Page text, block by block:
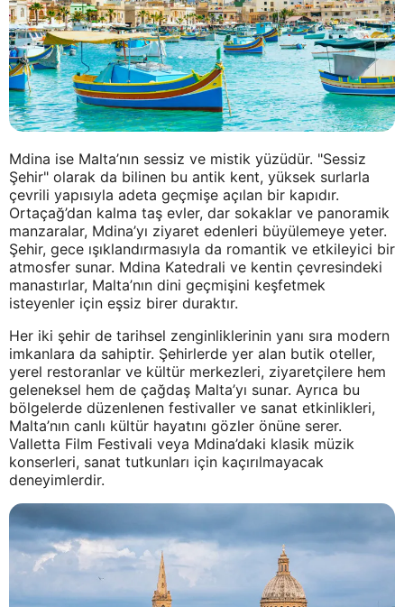
Mdina ise Malta’nın sessiz ve mistik yüzüdür. "Sessiz
Şehir" olarak da bilinen bu antik kent, yüksek surlarla
çevrili yapısıyla adeta geçmişe açılan bir kapıdır.
Ortaçağ’dan kalma taş evler, dar sokaklar ve panoramik
manzaralar, Mdina’yı ziyaret edenleri büyülemeye yeter.
Şehir, gece ışıklandırmasıyla da romantik ve etkileyici bir
atmosfer sunar. Mdina Katedrali ve kentin çevresindeki
manastırlar, Malta’nın dini geçmişini keşfetmek
isteyenler için eşsiz birer duraktır.
Her iki şehir de tarihsel zenginliklerinin yanı sıra modern
imkanlara da sahiptir. Şehirlerde yer alan butik oteller,
yerel restoranlar ve kültür merkezleri, ziyaretçilere hem
geleneksel hem de çağdaş Malta’yı sunar. Ayrıca bu
bölgelerde düzenlenen festivaller ve sanat etkinlikleri,
Malta’nın canlı kültür hayatını gözler önüne serer.
Valletta Film Festivali veya Mdina’daki klasik müzik
konserleri, sanat tutkunları için kaçırılmayacak
deneyimlerdir.